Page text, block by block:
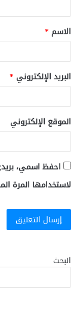
الاسم *
البريد الإلكتروني *
الموقع الإلكتروني
احفظ اسمي،
لاستخدامها المرة
البحث